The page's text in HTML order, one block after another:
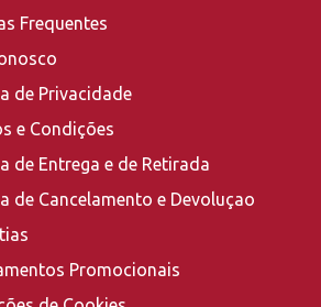
Frequentes
de Privacidade
e Condições
de Entrega e de Retirada
de Cancelamento e Devoluçao
Promocionais